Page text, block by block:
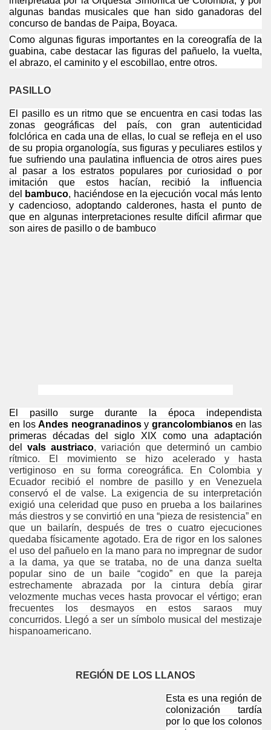
algunas bandas musicales que han sido ganadoras del
concurso de bandas de Paipa, Boyaca.
Como algunas figuras importantes en la coreografía de la
guabina, cabe destacar las figuras del pañuelo, la vuelta,
el abrazo, el caminito y el escobillao, entre otros.
PASILLO
El pasillo es un ritmo que se encuentra en casi todas las
zonas geográficas del país, con gran autenticidad
folclórica en cada una de ellas, lo cual se refleja en el uso
de su propia organología, sus figuras y peculiares estilos y
fue sufriendo una paulatina influencia de otros aires pues
al pasar a los estratos populares por curiosidad o por
imitación que estos hacían, recibió la influencia
del
bambuco, haciéndose en la ejecución vocal más lento
y cadencioso, adoptando calderones, hasta el punto de
que en algunas interpretaciones resulte difícil afirmar que
son aires de pasillo o de bambuco
El pasillo surge durante la época independista
en l osAndes neogranadinosy grancolombianosen las
primeras décadas del siglo XIX como una adaptación
delvals austriaco, variación que determinó un cambio
rítmico. El movimiento se hizo acelerado y hasta
vertiginoso en su forma coreográfica. En Colombia y
Ecuador recibió el nombre de pasillo y en Venezuela
conservó el de valse. La exigencia de su interpretación
exigió una celeridad que puso en prueba a los bailarines
más diestros y se convirtió en una “pieza de resistencia” en
que un bailarín, después de tres o cuatro ejecuciones
quedaba físicamente agotado. Era de rigor en los salones
el uso del pañuelo en la mano para no impregnar de sudor
a la dama, ya que se trataba, no de una danza suelta
popular sino de un baile “cogido” en que la pareja
estrechamente abrazada por la cintura debía girar
velozmente mu­chas veces hasta provocar el vértigo; eran
frecuentes los desma­yos en estos saraos muy
concurridos. Llegó a ser un símbolo musical del mestizaje
hispanoamericano.
REGIÓN DE LOS LLANOS
Esta es una región de
colonización tardía
por lo que los colonos